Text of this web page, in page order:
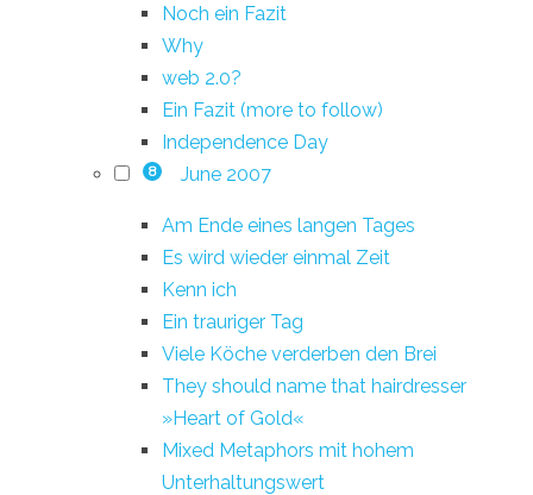
Noch ein Fazit
Why
web 2.0?
Ein Fazit (more to follow)
Independence Day
8 June 2007
Am Ende eines langen Tages
Es wird wieder einmal Zeit
Kenn ich
Ein trauriger Tag
Viele Köche verderben den Brei
They should name that hairdresser
»Heart of Gold«
Mixed Metaphors mit hohem
Unterhaltungswert